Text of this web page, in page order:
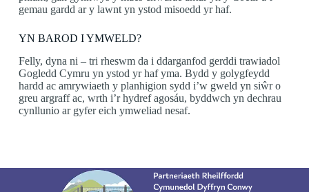
gemau gardd ar y lawnt yn ystod misoedd yr haf.
YN BAROD I YMWELD?
Felly, dyna ni – tri rheswm da i ddarganfod gerddi trawiadol
Gogledd Cymru yn ystod yr haf yma. Bydd y golygfeydd
hardd ac amrywiaeth y planhigion sydd i’w gweld yn siŵr o
greu argraff ac, wrth i’r hydref agosáu, byddwch yn dechrau
cynllunio ar gyfer eich ymweliad nesaf.